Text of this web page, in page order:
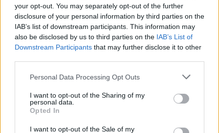
your opt-out. You may separately opt-out of the further
disclosure of your personal information by third parties on the
IAB’s list of downstream participants. This information may
also be disclosed by us to third parties on the IAB’s List of
Downstream Participants that may further disclose it to other
Please note that this website/app uses one or more Google
not limited to your visit or usage behaviour. You may click to
grant or deny consent to Google and its third-party tags to
use your data for below specified purposes in below Google
consent section.
Personal Data Processing Opt Outs
I want to opt-out of the Sharing of my
personal data.
Opted In
I want to opt-out of the Sale of my